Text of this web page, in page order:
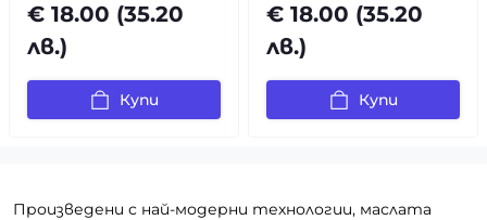
€ 18.00 (35.20
лв.)
Купи
€ 18.00 (35.20
лв.)
Купи
Произведени с най-модерни технологии, маслата